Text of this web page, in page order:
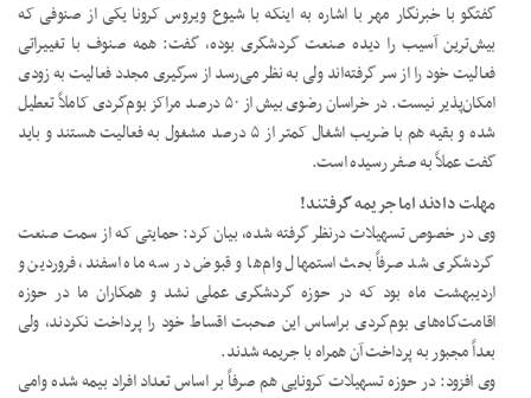
گفتگو با خبرنگار مهر با اشاره به اینکه با شیوع ویروس کرونا یکی از صنوفی که
بیش‌ترین آسیب را دیده صنعت گردشگری بوده، گفت: همه صنوف با تغییراتی
فعالیت خود را از سر گرفته‌اند ولی به نظر می‌رسد از سرگیری مجدد فعالیت به زودی
امکان‌پذیر نیست. در خراسان رضوی بیش از ۵۰ درصد مراکز بوم‌گردی کاملاً تعطیل
شده و بقیه هم با ضریب اشغال کمتر از ۵ درصد مشغول به فعالیت هستند و باید
گفت عملاً به صفر رسیده است.
مهلت دادند اما جریمه گرفتند!
وی در خصوص تسهیلات درنظر گرفته شده، بیان کرد: حمایتی که از سمت صنعت
گردشگری شد صرفاً بحث استمهال وام‌ها و قبوض در سه ماه اسفند، فروردین و
اردیبهشت ماه بود که در حوزه گردشگری عملی نشد و همکاران ما در حوزه
اقامت‌گاه‌های بوم‌گردی براساس این صحبت اقساط خود را پرداخت نکردند، ولی
بعداً مجبور به پرداخت آن همراه با جریمه شدند.
وی افزود: در حوزه تسهیلات کرونایی هم صرفاً بر اساس تعداد افراد بیمه شده وامی